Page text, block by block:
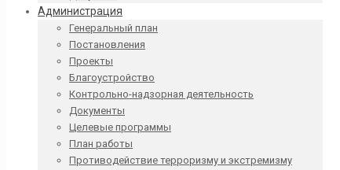
Администрация
Генеральный план
Постановления
Проекты
Благоустройство
Контрольно-надзорная деятельность
Документы
Целевые программы
План работы
Противодействие терроризму и экстремизму